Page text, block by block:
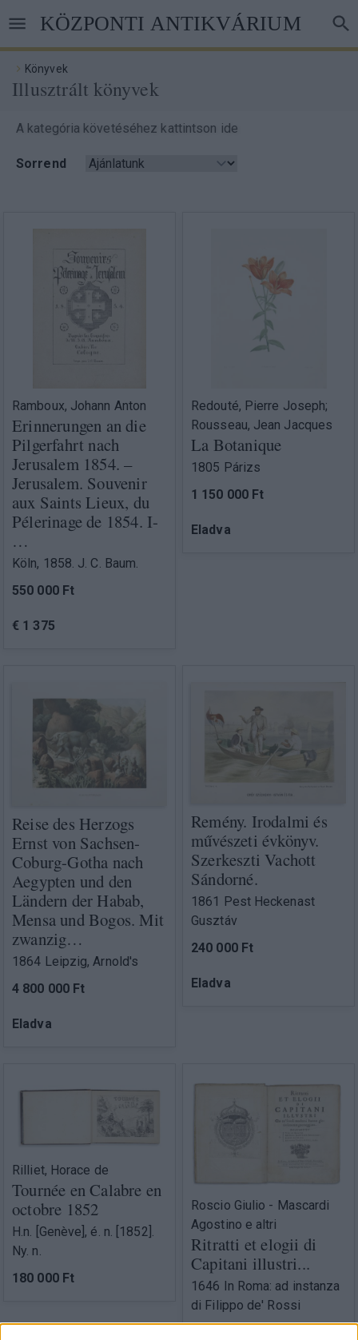
tartalomra
KÖZPONTI ANTIKVÁRIUM
Morzsa
Könyvek
Illusztrált könyvek
A kategória követéséhez kattintson ide
Sorrend
Ramboux, Johann Anton
Erinnerungen an die
Pilgerfahrt nach
Jerusalem 1854. –
Jerusalem. Souvenir
aux Saints Lieux, du
Pélerinage de 1854. I-
…
Köln, 1858. J. C. Baum.
550 000 Ft
€ 1 375
Redouté, Pierre Joseph;
Rousseau, Jean Jacques
La Botanique
1805 Párizs
1 150 000 Ft
Eladva
Reise des Herzogs
Ernst von Sachsen-
Coburg-Gotha nach
Aegypten und den
Ländern der Habab,
Mensa und Bogos. Mit
zwanzig…
1864 Leipzig, Arnold's
4 800 000 Ft
Eladva
Remény. Irodalmi és
művészeti évkönyv.
Szerkeszti Vachott
Sándorné.
1861 Pest Heckenast
Gusztáv
240 000 Ft
Eladva
Rilliet, Horace de
Tournée en Calabre en
octobre 1852
H.n. [Genève], é. n. [1852].
Ny. n.
180 000 Ft
Roscio Giulio - Mascardi
Agostino e altri
Ritratti et elogii di
Capitani illustri...
1646 In Roma: ad instanza
di Filippo de' Rossi